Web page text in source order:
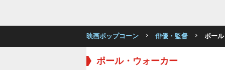
映画ポップコーン 俳優・監督 ポー
ポール・ウォーカー